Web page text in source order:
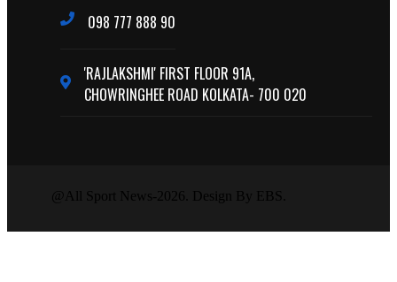
098 777 888 90
'RAJLAKSHMI' FIRST FLOOR 91A,
CHOWRINGHEE ROAD KOLKATA- 700 020
@All Sport News-2026. Design By EBS.